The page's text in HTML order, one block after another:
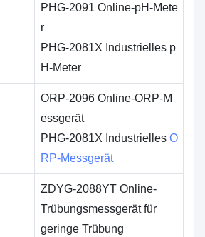
PHG-2091 Online-pH-Mete
r
PHG-2081X Industrielles p
H-Meter
ORP-2096 Online-ORP-M
essgerät
PHG-2081X Industrielles O
RP-Messgerät
ZDYG-2088YT Online-
Trübungsmessgerät für
geringe Trübung